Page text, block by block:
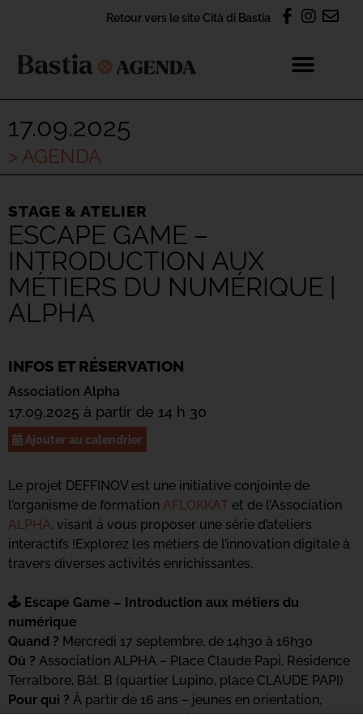
Retour vers le site Cità di Bastia
17.09.2025
> AGENDA
STAGE & ATELIER
ESCAPE GAME –
INTRODUCTION AUX
MÉTIERS DU NUMÉRIQUE |
ALPHA
INFOS ET RÉSERVATION
Association Alpha
17.09.2025 à partir de 14 h 30
Ajouter au calendrier
Le projet DEFFINOV est une initiative conjointe de
l’organisme de formation AFLOKKAT et de l’Association
ALPHA, visant à vous proposer une série d’ateliers
interactifs !Explorez les métiers de l’innovation digitale à
travers diverses activités enrichissantes.
🕹️ Escape Game – Introduction aux métiers du
numérique
Quand ? Mercredi 17 septembre, de 14h30 à 16h30
Où ? Association ALPHA – Place Claude Papi, Résidence
Terralbore, Bât. B (quartier Lupino, place CLAUDE PAPI)
Pour qui ? À partir de 16 ans – jeunes en orientation,
adultes en reconversion, ou simples curieux